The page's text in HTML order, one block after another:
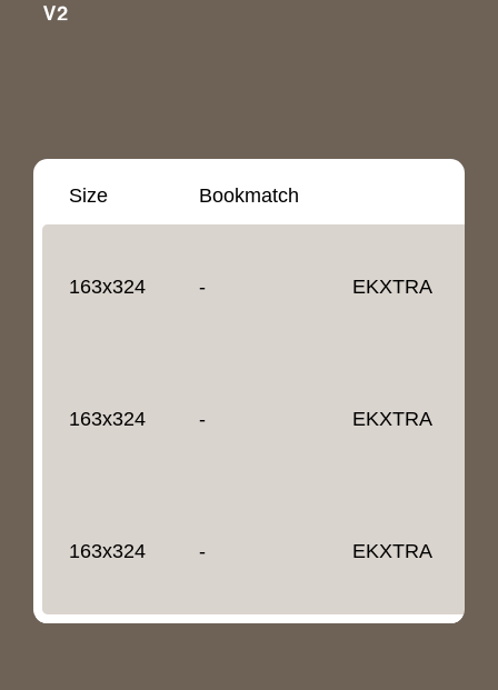
Size Bookmatch
163x324 - EKXTRA
163x324 - EKXTRA
163x324 - EKXTRA